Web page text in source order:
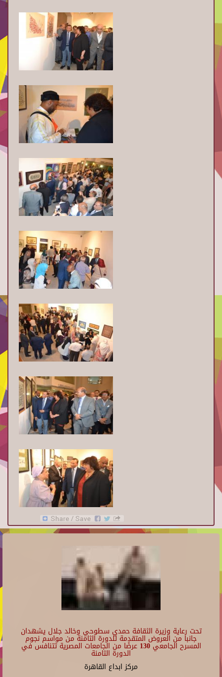
تحت رعاية وزيرة الثقافة حمدي سطوحي وخالد جلال يشهدان
جانبا من العروض المتقدمة للدورة الثامنة من مواسم نجوم
المسرح الجامعي 130 عرضًا من الجامعات المصرية تتنافس في
الدورة الثامنة
مركز ابداع القاهرة